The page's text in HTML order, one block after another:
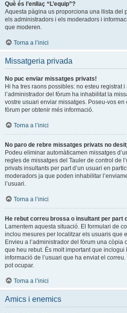
Què és l’enllaç “L’equip”?
Aquesta pàgina us proporciona una llista del
els administradors i els moderadors i
que moderen.
Torna a l’inici
Missatgeria privada
No puc enviar missatges privats!
Hi ha tres raons possibles: no esteu registrat
l’administrador del fòrum ha inhabilitat la
vostre usuari enviar missatges. Poseu-vos en
fòrum per obtenir més informació.
Torna a l’inici
No paro de rebre missatges privats no
Podeu eliminar automàticamen missatges
regles de missatges del Tauler de control de
privats insultants per part d’un usuari en
moderadors ja que poden inhabilitar
l’usuari.
Torna a l’inici
He rebut correu brossa o insultant per part
Lamentem aquesta situació. El formulari de
inclou mesures per localitzar els usuaris que
Envieu a l’administrador del fòrum una còpia
que heu rebut. És molt important que
informació de l’usuari que ha enviat el correu.
pot ocupar.
Torna a l’inici
Amics i enemics